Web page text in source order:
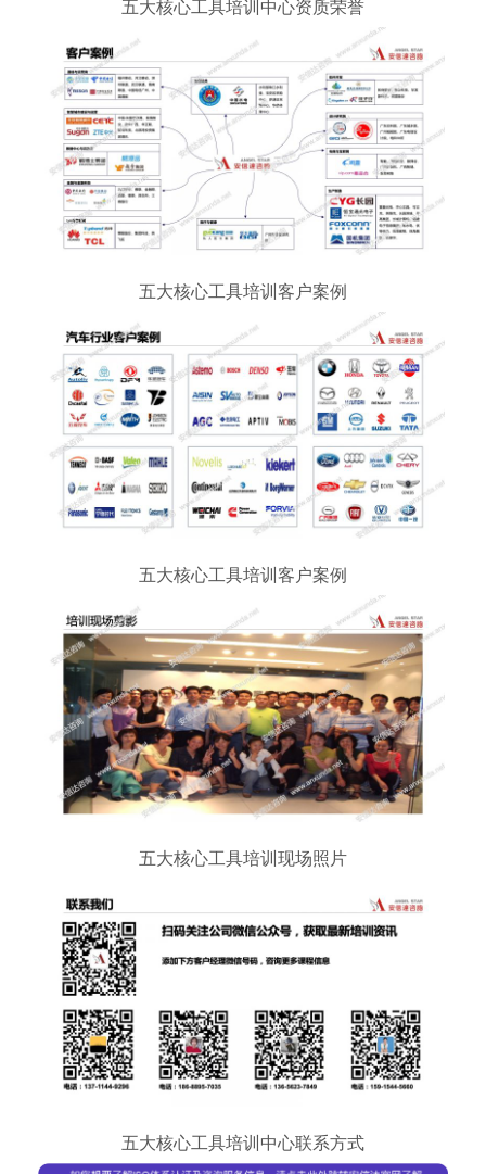
五大核心工具培训中心资质荣誉
五大核心工具培训客户案例
五大核心工具培训客户案例
五大核心工具培训现场照片
五大核心工具培训中心联系方式